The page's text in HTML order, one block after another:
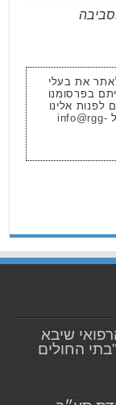
את בעלי
בפרסומנו
לפנות אלינו
info@rgg-
שיבא
החולים